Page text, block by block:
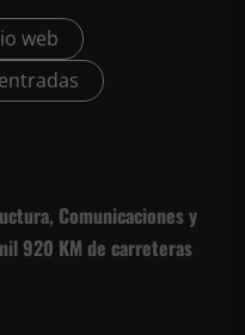
web
Comunicaciones y
920 KM de carreteras